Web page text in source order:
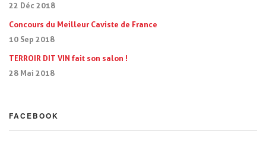
22 Déc 2018
Concours du Meilleur Caviste de France
10 Sep 2018
TERROIR DIT VIN fait son salon !
28 Mai 2018
FACEBOOK